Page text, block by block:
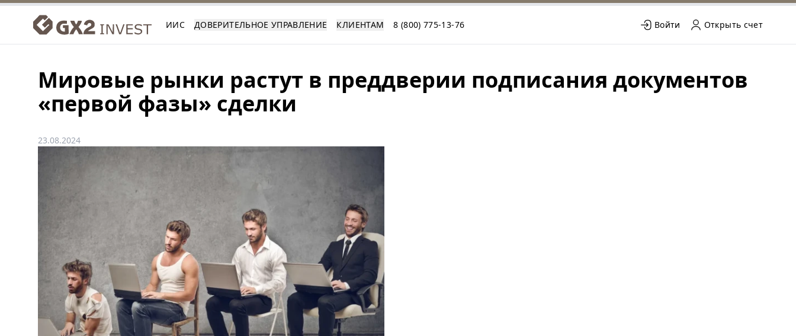
ИИС ДОВЕРИТЕЛЬНОЕ УПРАВЛЕНИЕ КЛИЕНТАМ 8 (800) 775-13-76 Войти Открыть счет
Мировые рынки растут в преддверии подписания документов
«первой фазы» сделки
23.08.2024